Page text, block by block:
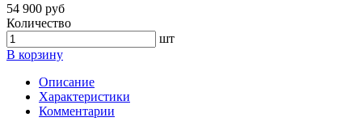
54 900 руб
Количество
шт
В корзину
Описание
Характеристики
Комментарии